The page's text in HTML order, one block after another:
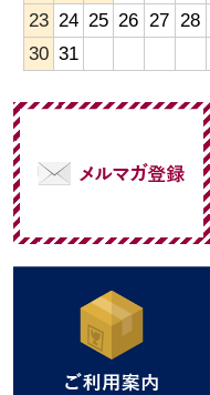
23 24 25 26 27 28
30 31